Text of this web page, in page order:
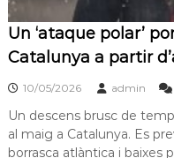
Un ‘ataque polar’
Catalunya a partir
10/05/2026 admin
Un descens brusc de
al maig a Catalunya. Es
borrasca atlàntica i baixes